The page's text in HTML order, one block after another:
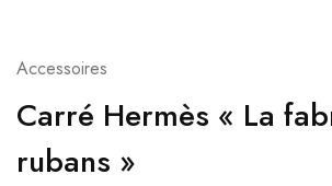
Accessoires
Carré Hermès « La
rubans »